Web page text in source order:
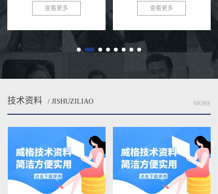
无功功率和滤除谐波，广泛应用于
变电站、输配电网络和工业电力系
查看更多
滤除谐波、稳定系统电压等。由于
其运行环境电压等级较高、电气绝
经...
查看更多
技术资料 / JISHUZILIAO MORE